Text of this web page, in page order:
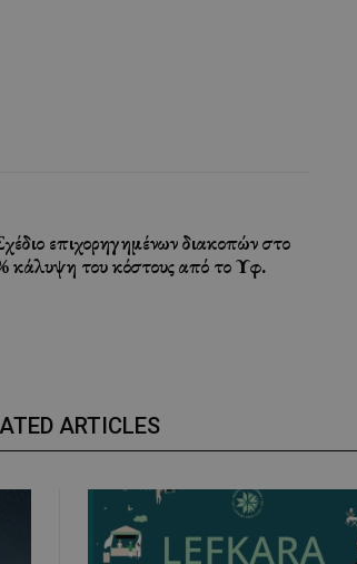
επιχορηγημένων διακοπών στο
κάλυψη του κόστους από το Υφ.
ARTICLES